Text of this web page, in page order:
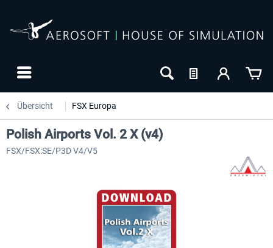
Übersicht FSX Europa
Polish Airports Vol. 2 X (v4)
FSX/FSX:SE/P3D V4/V5